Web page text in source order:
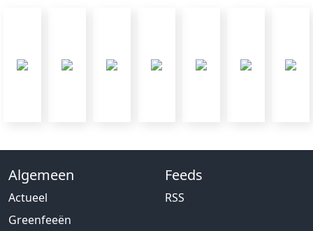
Algemeen
Actueel
Greenfeeën
Feeds
RSS